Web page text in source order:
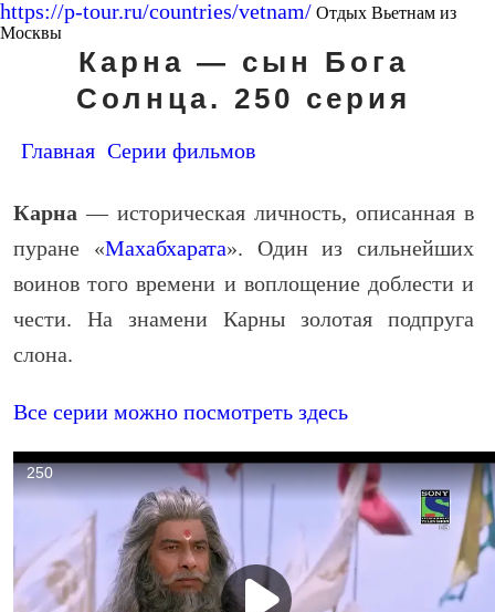
https://p-tour.ru/countries/vetnam/ Отдых Вьетнам из
Москвы
Карна — сын Бога
Солнца. 250 серия
Главная Серии фильмов
Карна — историческая личность, описанная в
пуране «Махабхарата». Один из сильнейших
воинов того времени и воплощение доблести и
чести. На знамени Карны золотая подпруга
слона.
Все серии можно посмотреть здесь